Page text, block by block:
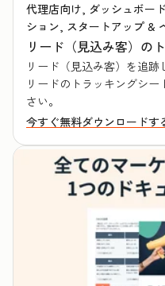
代理店向け, ダッシュボー
ション, スタートアップ &
リード（見込み客）の
リード（見込み客）を追
リードのトラッキングシ
さい。
今すぐ無料ダウンロードす